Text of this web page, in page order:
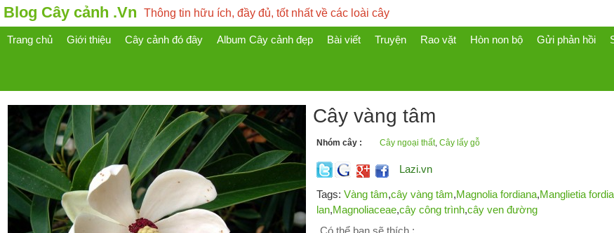
Blog Cây cảnh .Vn Thông tin hữu ích, đầy đủ, tốt nhất về các loài cây
Trang chủ Giới thiệu Cây cảnh đó đây Album Cây cảnh đẹp Bài viết Truyện Rao vặt Hòn non bộ Gửi phản hồi
Cây vàng tâm
Nhóm cây : Cây ngoại thất, Cây lấy gỗ
Lazi.vn
Tags: Vàng tâm,cây vàng tâm,Magnolia fordiana,Manglietia
lan,Magnoliaceae,cây công trình,cây ven đường
Có thể bạn sẽ thích :